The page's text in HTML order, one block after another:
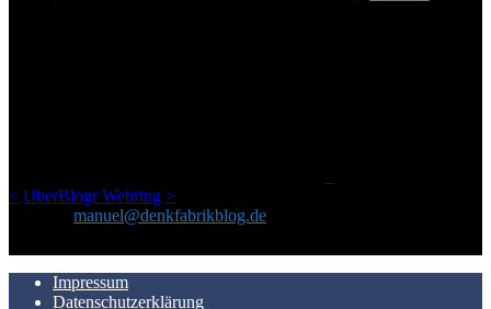
< UberBlogr Webring >
manuel@denkfabrikblog.de
Impressum
Datenschutzerklärung